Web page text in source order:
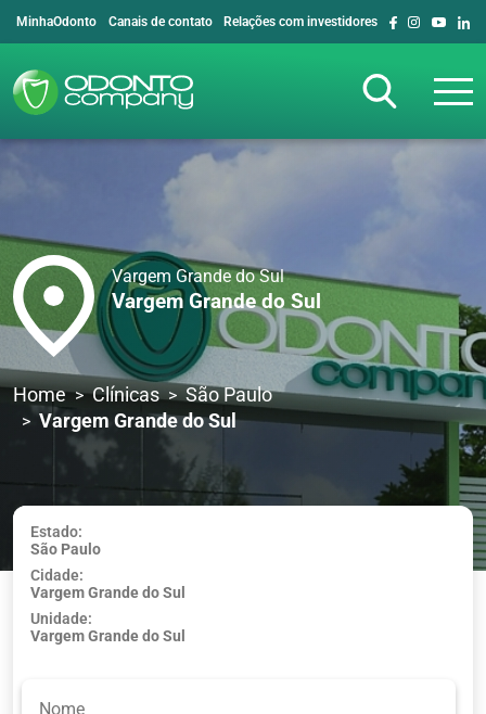
MinhaOdonto Canais de contato Relações com investidores
Vargem Grande do Sul
Vargem Grande do Sul
Home Clínicas
São Paulo
Vargem Grande do Sul
Usar minha
localização
Estado:
São Paulo
Cidade:
Vargem Grande do Sul
Unidade:
Vargem Grande do Sul